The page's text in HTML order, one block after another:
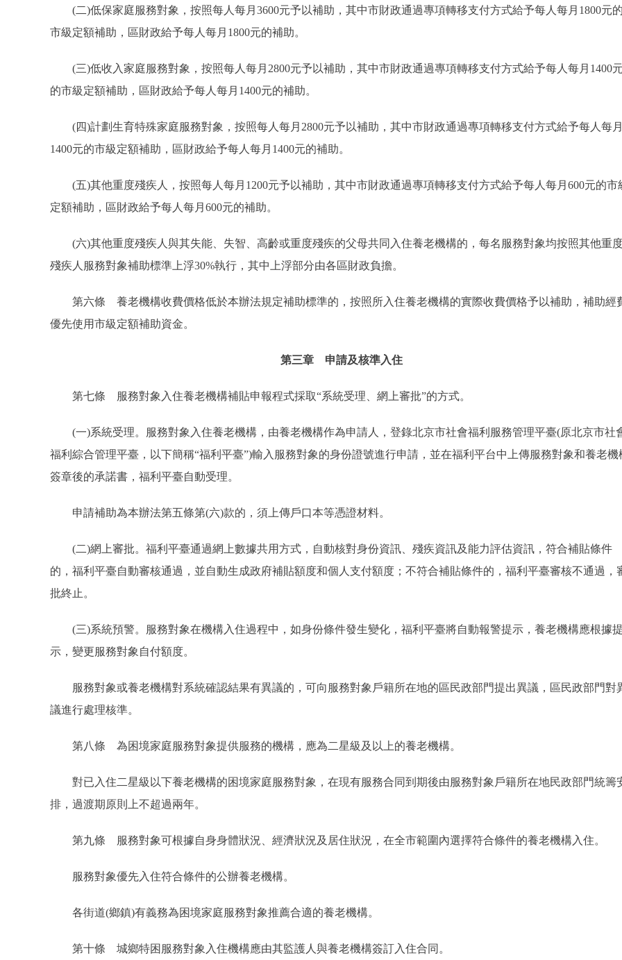
(二)低保家庭服務對象，按照每人每月3600元予以補助，其中市財政通過專項轉移支付方式給予每人每月1800元
市級定額補助，區財政給予每人每月1800元的補助。
(三)低收入家庭服務對象，按照每人每月2800元予以補助，其中市財政通過專項轉移支付方式給予每人每月1400
的市級定額補助，區財政給予每人每月1400元的補助。
(四)計劃生育特殊家庭服務對象，按照每人每月2800元予以補助，其中市財政通過專項轉移支付方式給予每人每
1400元的市級定額補助，區財政給予每人每月1400元的補助。
(五)其他重度殘疾人，按照每人每月1200元予以補助，其中市財政通過專項轉移支付方式給予每人每月600元的市
定額補助，區財政給予每人每月600元的補助。
(六)其他重度殘疾人與其失能、失智、高齡或重度殘疾的父母共同入住養老機構的，每名服務對象均按照其他重
殘疾人服務對象補助標準上浮30%執行，其中上浮部分由各區財政負擔。
第六條 養老機構收費價格低於本辦法規定補助標準的，按照所入住養老機構的實際收費價格予以補助，補助經
優先使用市級定額補助資金。
第三章 申請及核準入住
第七條 服務對象入住養老機構補貼申報程式採取“系統受理、網上審批”的方式。
(一)系統受理。服務對象入住養老機構，由養老機構作為申請人，登錄北京市社會福利服務管理平臺(原北京市社
福利綜合管理平臺，以下簡稱“福利平臺”)輸入服務對象的身份證號進行申請，並在福利平台中上傳服務對象和養老機
簽章後的承諾書，福利平臺自動受理。
申請補助為本辦法第五條第(六)款的，須上傳戶口本等憑證材料。
(二)網上審批。福利平臺通過網上數據共用方式，自動核對身份資訊、殘疾資訊及能力評估資訊，符合補貼條件
的，福利平臺自動審核通過，並自動生成政府補貼額度和個人支付額度；不符合補貼條件的，福利平臺審核不通過，
批終止。
(三)系統預警。服務對象在機構入住過程中，如身份條件發生變化，福利平臺將自動報警提示，養老機構應根據
示，變更服務對象自付額度。
服務對象或養老機構對系統確認結果有異議的，可向服務對象戶籍所在地的區民政部門提出異議，區民政部門對
議進行處理核準。
第八條 為困境家庭服務對象提供服務的機構，應為二星級及以上的養老機構。
對已入住二星級以下養老機構的困境家庭服務對象，在現有服務合同到期後由服務對象戶籍所在地民政部門統籌
排，過渡期原則上不超過兩年。
第九條 服務對象可根據自身身體狀況、經濟狀況及居住狀況，在全市範圍內選擇符合條件的養老機構入住。
服務對象優先入住符合條件的公辦養老機構。
各街道(鄉鎮)有義務為困境家庭服務對象推薦合適的養老機構。
第十條 城鄉特困服務對象入住機構應由其監護人與養老機構簽訂入住合同。